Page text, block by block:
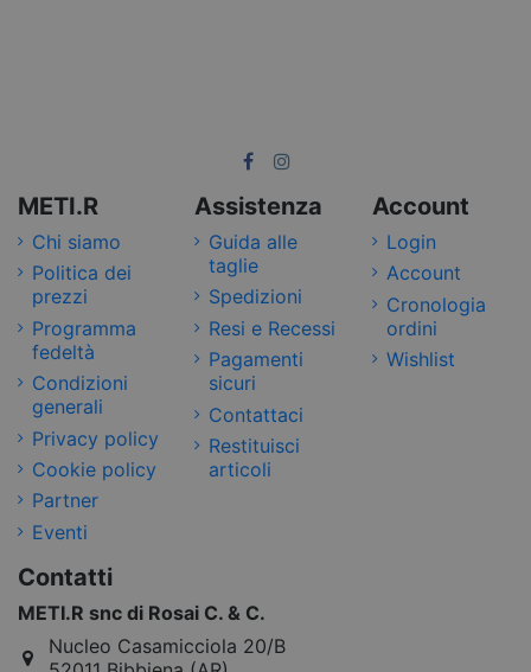
METI.R
Chi siamo
Politica dei
prezzi
Programma
fedeltà
Condizioni
generali
Privacy policy
Cookie policy
Partner
Eventi
Assistenza
Guida alle
taglie
Spedizioni
Resi e Recessi
Pagamenti
sicuri
Contattaci
Restituisci
articoli
Account
Login
Account
Cronologia
ordini
Wishlist
Contatti
METI.R snc di Rosai C. & C.
Nucleo Casamicciola 20/B